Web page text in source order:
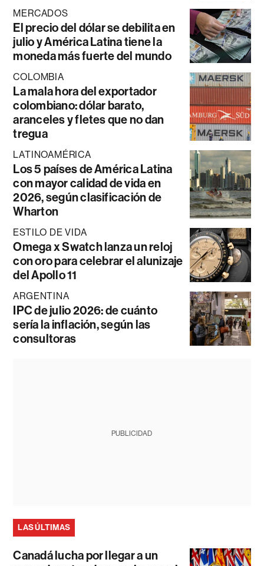
MERCADOS
El precio del dólar se debilita en
julio y América Latina tiene la
moneda más fuerte del mundo
COLOMBIA
La mala hora del exportador
colombiano: dólar barato,
aranceles y fletes que no dan
tregua
LATINOAMÉRICA
Los 5 países de América Latina
con mayor calidad de vida en
2026, según clasificación de
Wharton
ESTILO DE VIDA
Omega x Swatch lanza un reloj
con oro para celebrar el alunizaje
del Apollo 11
ARGENTINA
IPC de julio 2026: de cuánto
sería la inflación, según las
consultoras
PUBLICIDAD
LAS ÚLTIMAS
Canadá lucha por llegar a un